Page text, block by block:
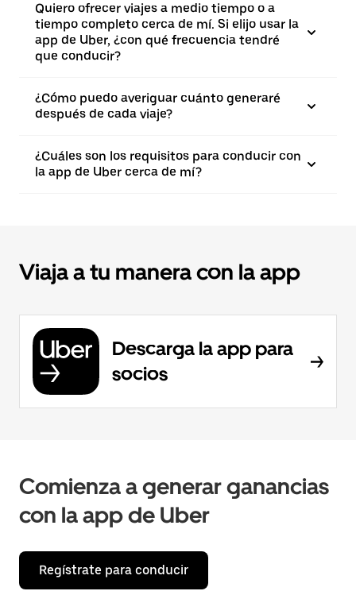
Quiero ofrecer viajes a medio tiempo o a
tiempo completo cerca de mí. Si elijo usar la
app de Uber, ¿con qué frecuencia tendré
que conducir?
¿Cómo puedo averiguar cuánto generaré
después de cada viaje?
¿Cuáles son los requisitos para conducir con
la app de Uber cerca de mí?
Viaja a tu manera con la app
Descarga la app para
socios
Comienza a generar ganancias
con la app de Uber
Regístrate para conducir